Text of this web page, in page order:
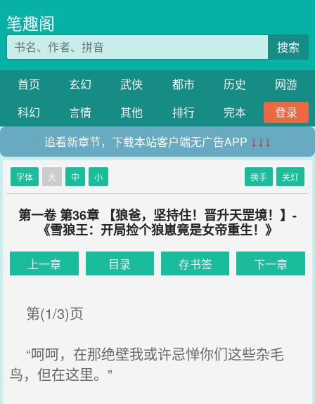
笔趣阁
搜索
首页 玄幻 武侠 都市 历史
网游
科幻
言情 其他 排行 完本
登录
追看新章节，下载本站客户端无广告APP ↓↓↓
字体 大 中 小 换手 关灯
第一卷 第36章 【狼爸，坚持住！晋升天罡境！】-
《雪狼王：开局捡个狼崽竟是女帝重生！》
上一章 目录 存书签 下一章
第(1/3)页
“呵呵，在那绝壁我或许忌惮你们这些杂毛
鸟，但在这里。”